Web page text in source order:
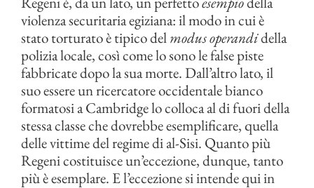
violenza securitaria egiziana: il modo in cui è
stato torturato è tipico delmodus operandidella
polizia locale, così come lo sono le false piste
fabbricate dopo la sua morte. Dall’altro lato, il
suo essere un ricercatore occidentale bianco
formatosi a Cambridge lo colloca al di fuori della
stessa classe che dovrebbe esemplificare, quella
delle vittime del regime di al-Sisi. Quanto più
Regeni costituisce un’eccezione, dunque, tanto
più è esemplare. E l’eccezione si intende qui in